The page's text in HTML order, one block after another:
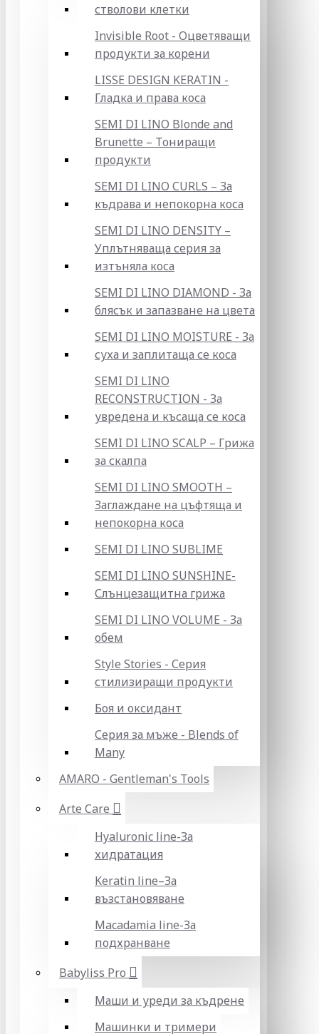
стволови клетки
Invisible Root - Оцветяващи
продукти за корени
LISSE DESIGN KERATIN -
Гладка и права коса
SEMI DI LINO Blonde and
Brunette – Тониращи
продукти
SEMI DI LINO CURLS – За
къдрава и непокорна коса
SEMI DI LINO DENSITY –
Уплътняваща серия за
изтъняла коса
SEMI DI LINO DIAMOND - За
блясък и запазване на цвета
SEMI DI LINO MOISTURE - За
суха и заплитаща се коса
SEMI DI LINO
RECONSTRUCTION - За
увредена и късаща се коса
SEMI DI LINO SCALP – Грижа
за скалпа
SEMI DI LINO SMOOTH –
Заглаждане на цъфтяща и
непокорна коса
SEMI DI LINO SUBLIME
SEMI DI LINO SUNSHINE-
Слънцезащитна грижа
SEMI DI LINO VOLUME - За
обем
Style Stories - Серия
стилизиращи продукти
Боя и оксидант
Серия за мъже - Blends of
Many
AMARO - Gentleman's Tools
Arte Care
Hyaluronic line-За
хидратация
Keratin line–За
възстановяване
Macadamia line-За
подхранване
Babyliss Pro
Маши и уреди за къдрене
Машинки и тримери